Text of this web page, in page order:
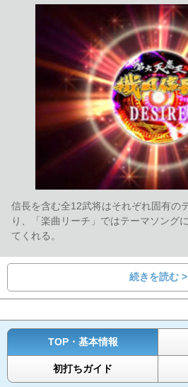
信長を含む全12武将はそれぞれ固有の
り、「楽曲リーチ」ではテーマソング
てくれる。
続きを読む >
TOP・基本情報
初打ちガイド